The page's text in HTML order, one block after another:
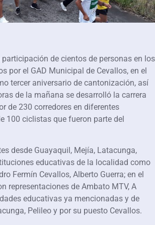
de cientos de personas en los
por el GAD Municipal de Cevallos, en el
tercer aniversario de cantonización, así
de la mañana se desarrolló la carrera
de 230 corredores en diferentes
100 ciclistas que fueron parte del
desde Guayaquil, Mejía, Latacunga,
educativas de la localidad como
Fermín Cevallos, Alberto Guerra; en el
representaciones de Ambato MTV, A
educativas ya mencionadas y de
Pelileo y por su puesto Cevallos.